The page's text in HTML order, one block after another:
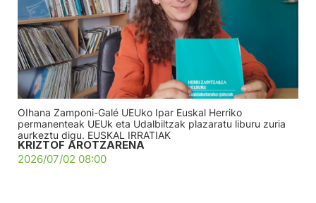
OIhana Zamponi-Galé UEUko Ipar Euskal Herriko
permanenteak UEUk eta Udalbiltzak plazaratu liburu zuria
aurkeztu digu. EUSKAL IRRATIAK
KRIZTOF AROTZARENA
2026/07/02 08:00